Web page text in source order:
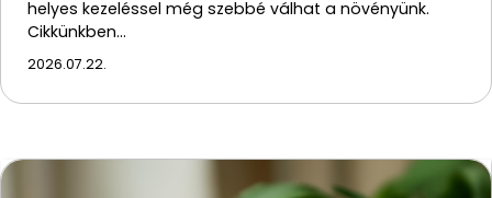
helyes kezeléssel még szebbé válhat a növényünk.
Cikkünkben…
2026.07.22.